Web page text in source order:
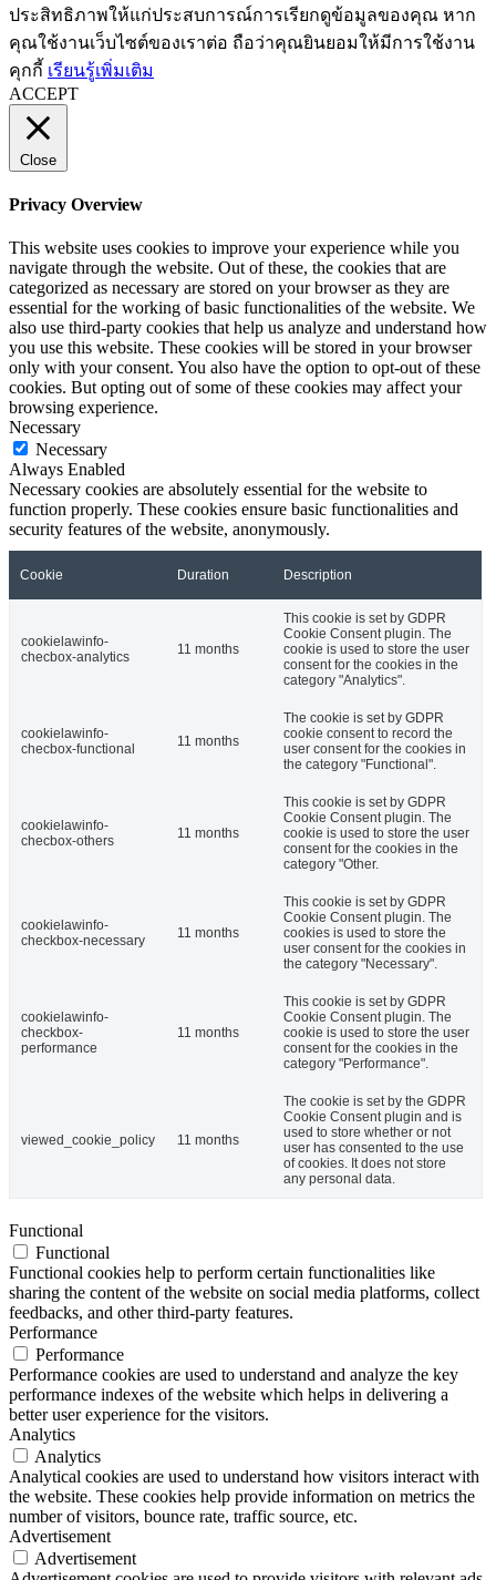
ประสิทธิภาพให้แก่ประสบการณ์การเรียกดูข้อมูลของคุณ หาก
คุณใช้งานเว็บไซต์ของเราต่อ ถือว่าคุณยินยอมให้มีการใช้งาน
คุกกี้ เรียนรู้เพิ่มเติม
ACCEPT
Close
Privacy Overview
This website uses cookies to improve your experience while you
navigate through the website. Out of these, the cookies that are
categorized as necessary are stored on your browser as they are
essential for the working of basic functionalities of the website. We
also use third-party cookies that help us analyze and understand how
you use this website. These cookies will be stored in your browser
only with your consent. You also have the option to opt-out of these
cookies. But opting out of some of these cookies may affect your
browsing experience.
Necessary
Necessary
Always Enabled
Necessary cookies are absolutely essential for the website to
function properly. These cookies ensure basic functionalities and
security features of the website, anonymously.
Cookie Duration Description
cookielawinfo-
checbox-analytics
11 months
This cookie is set by GDPR
Cookie Consent plugin. The
cookie is used to store the user
consent for the cookies in the
category "Analytics".
cookielawinfo-
checbox-functional
11 months
The cookie is set by GDPR
cookie consent to record the
user consent for the cookies in
the category "Functional".
cookielawinfo-
checbox-others
11 months
This cookie is set by GDPR
Cookie Consent plugin. The
cookie is used to store the user
consent for the cookies in the
category "Other.
cookielawinfo-
checkbox-necessary
11 months
This cookie is set by GDPR
Cookie Consent plugin. The
cookies is used to store the
user consent for the cookies in
the category "Necessary".
cookielawinfo-
checkbox-
performance
11 months
This cookie is set by GDPR
Cookie Consent plugin. The
cookie is used to store the user
consent for the cookies in the
category "Performance".
viewed_cookie_policy 11 months
The cookie is set by the GDPR
Cookie Consent plugin and is
used to store whether or not
user has consented to the use
of cookies. It does not store
any personal data.
Functional
Functional
Functional cookies help to perform certain functionalities like
sharing the content of the website on social media platforms, collect
feedbacks, and other third-party features.
Performance
Performance
Performance cookies are used to understand and analyze the key
performance indexes of the website which helps in delivering a
better user experience for the visitors.
Analytics
Analytics
Analytical cookies are used to understand how visitors interact with
the website. These cookies help provide information on metrics the
number of visitors, bounce rate, traffic source, etc.
Advertisement
Advertisement